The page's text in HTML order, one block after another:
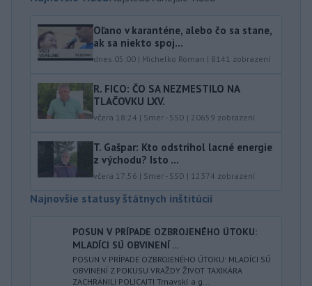
Oľano v karanténe, alebo čo sa stane,
ak sa niekto spoj...
dnes 05:00 | Michelko Roman | 8141 zobrazení
R. FICO: ČO SA NEZMESTILO NA
TLAČOVKU LXV.
včera 18:24 | Smer - SSD | 20659 zobrazení
T. Gašpar: Kto odstrihol lacné energie
z východu? Isto ...
včera 17:56 | Smer - SSD | 12374 zobrazení
Najnovšie statusy štátnych inštitúcií
POSUN V PRÍPADE OZBROJENÉHO ÚTOKU:
MLADÍCI SÚ OBVINENÍ ...
POSUN V PRÍPADE OZBROJENÉHO ÚTOKU: MLADÍCI SÚ
OBVINENÍ Z POKUSU VRAŽDY ŽIVOT TAXIKÁRA
ZACHRÁNILI POLICAJTI Trnavskí a g...